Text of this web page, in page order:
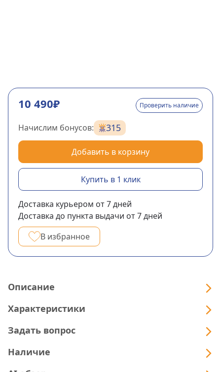
10 490₽ Проверить наличие
Начислим бонусов: 315
Добавить в корзину
Купить в 1 клик
Доставка курьером от 7дней
Доставка до пункта выдачи от 7дней
В избранное
Описание
Характеристики
Задать вопрос
Наличие